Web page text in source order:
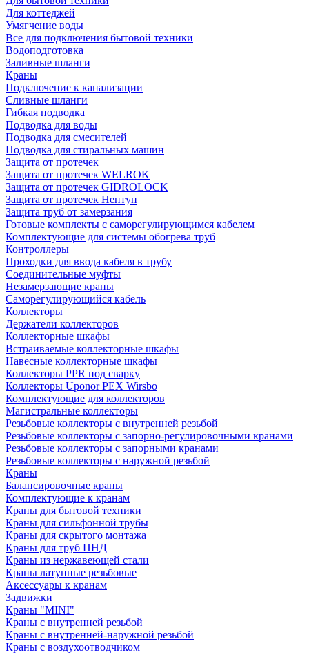
Для коттеджей
Умягчение воды
Все для подключения бытовой техники
Водоподготовка
Заливные шланги
Краны
Подключение к канализации
Сливные шланги
Гибкая подводка
Подводка для воды
Подводка для смесителей
Подводка для стиральных машин
Защита от протечек
Защита от протечек WELROK
Защита от протечек GIDROLOCK
Защита от протечек Нептун
Защита труб от замерзания
Готовые комплекты с саморегулирующимся кабелем
Комплектующие для системы обогрева труб
Контроллеры
Проходки для ввода кабеля в трубу
Соединительные муфты
Незамерзающие краны
Саморегулирующийся кабель
Коллекторы
Держатели коллекторов
Коллекторные шкафы
Встраиваемые коллекторные шкафы
Навесные коллекторные шкафы
Коллекторы PPR под сварку
Коллекторы Uponor PEX Wirsbo
Комплектующие для коллекторов
Магистральные коллекторы
Резьбовые коллекторы с внутренней резьбой
Резьбовые коллекторы с запорно-регулировочными кранами
Резьбовые коллекторы с запорными кранами
Резьбовые коллекторы с наружной резьбой
Краны
Балансировочные краны
Комплектующие к кранам
Краны для бытовой техники
Краны для сильфонной трубы
Краны для скрытого монтажа
Краны для труб ПНД
Краны из нержавеющей стали
Краны латунные резьбовые
Аксессуары к кранам
Задвижки
Краны "MINI"
Краны с внутренней резьбой
Краны с внутренней-наружной резьбой
Краны с воздухоотводчиком